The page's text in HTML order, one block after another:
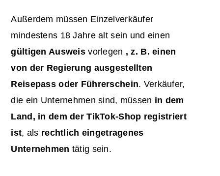
Außerdem müssen Einzelverkäufer
mindestens 18 Jahre alt sein und einen
gültigen Ausweis vorlegen , z. B. einen
von der Regierung ausgestellten
Reisepass oder Führerschein. Verkäufer,
die ein Unternehmen sind, müssen in dem
Land, in dem der TikTok-Shop registriert
ist, als rechtlich eingetragenes
Unternehmen tätig sein.